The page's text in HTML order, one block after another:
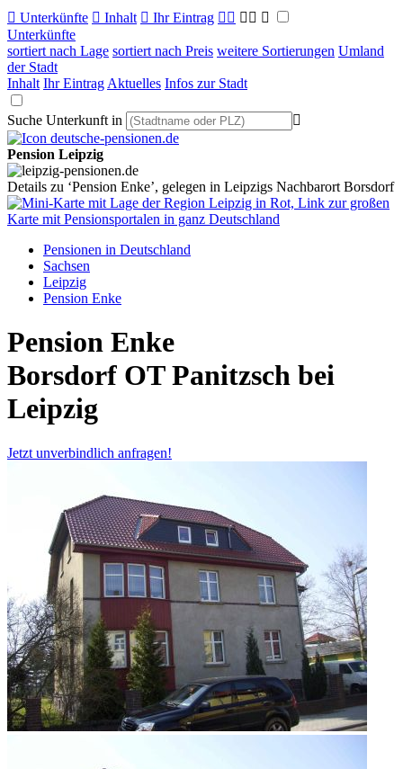
 Unterkünfte  Inhalt  Ihr Eintrag   
Unterkünfte
sortiert nach Lage sortiert nach Preis weitere Sortierungen Umland
der Stadt
Inhalt Ihr Eintrag Aktuelles Infos zur Stadt
Suche Unterkunft in 
Pension Leipzig
Details zu ‘Pension Enke’, gelegen in Leipzigs Nachbarort Borsdorf
Pensionen in Deutschland
Sachsen
Leipzig
Pension Enke
Pension Enke
Borsdorf OT Panitzsch bei
Leipzig
Jetzt unverbindlich anfragen!